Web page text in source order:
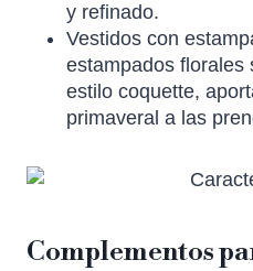
y refinado.
Vestidos con
estampados florales
estilo coquette,
primaveral a las
Complementos